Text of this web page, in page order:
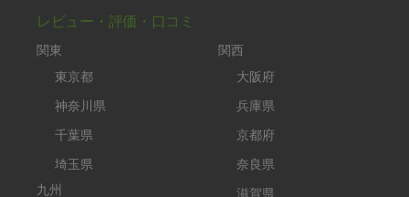
レビュー・評価・口コミ
関東
東京都
神奈川県
千葉県
埼玉県
九州
関西
大阪府
兵庫県
京都府
奈良県
滋賀県